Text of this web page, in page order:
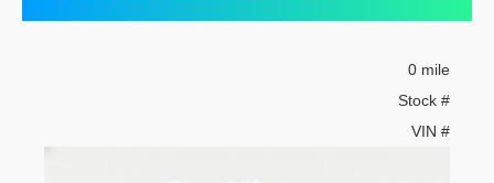
0 mile
Stock #
VIN #